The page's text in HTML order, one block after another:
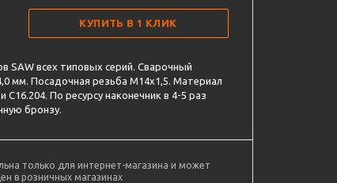
КУПИТЬ В 1 КЛИК
SAW всех типовых серий. Сварочный
мм. Посадочная резьба M14x1,5. Материал
По ресурсу наконечник в 4-5 раз
бронзу.
только для интернет-магазина и может
в розничных магазинах